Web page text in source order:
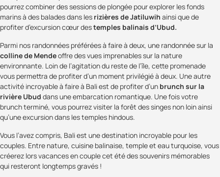
pourrez combiner des sessions de plongée pour explorer les fonds
marins à des balades dans les rizières de Jatiluwih ainsi que de
profiter d’excursion cœur destemples balinais d’Ubud.
Parmi nos randonnées préférées à faire à deux, une randonnée sur la
colline de Mendeoffre des vues imprenables sur la nature
environnante. Loin de l’agitation du reste de l’île, cette promenade
vous permettra de profiter d’un moment privilégié à deux. Une autre
activité incroyable à faire à Bali est de profiter d’un brunch sur la
rivière Ubud dans une embarcation romantique. Une fois votre
brunch terminé, vous pourrez visiter la forêt des singes non loin ainsi
qu’une excursion dans les temples hindous.
Vous l’avez compris, Bali est une destination incroyable pour les
couples. Entre nature, cuisine balinaise, temple et eau turquoise, vous
créerez lors vacances en couple cet été des souvenirs mémorables
qui resteront longtemps gravés !